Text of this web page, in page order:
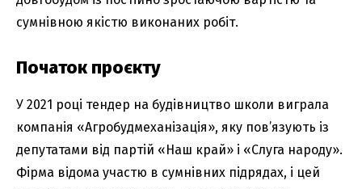
сумнівною якістю виконаних робіт.
Початок проєкту
У 2021 році тендер на будівництво школи виграла
компанія «Агробудмеханізація», яку пов’язують із
депутатами від партій «Наш край» і «Слуга народу».
Фірма відома участю в сумнівних підрядах, і цей